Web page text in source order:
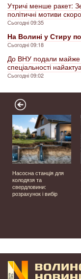
Утричі менше ракет:
політичні мотиви
Сьогодні 09:35
На Волині у Стиру
Сьогодні 09:18
До ВНУ подали майже
спеціальності
Сьогодні 09:02
Насосна станція для
колодязя та
свердловини:
розрахунок і вибір